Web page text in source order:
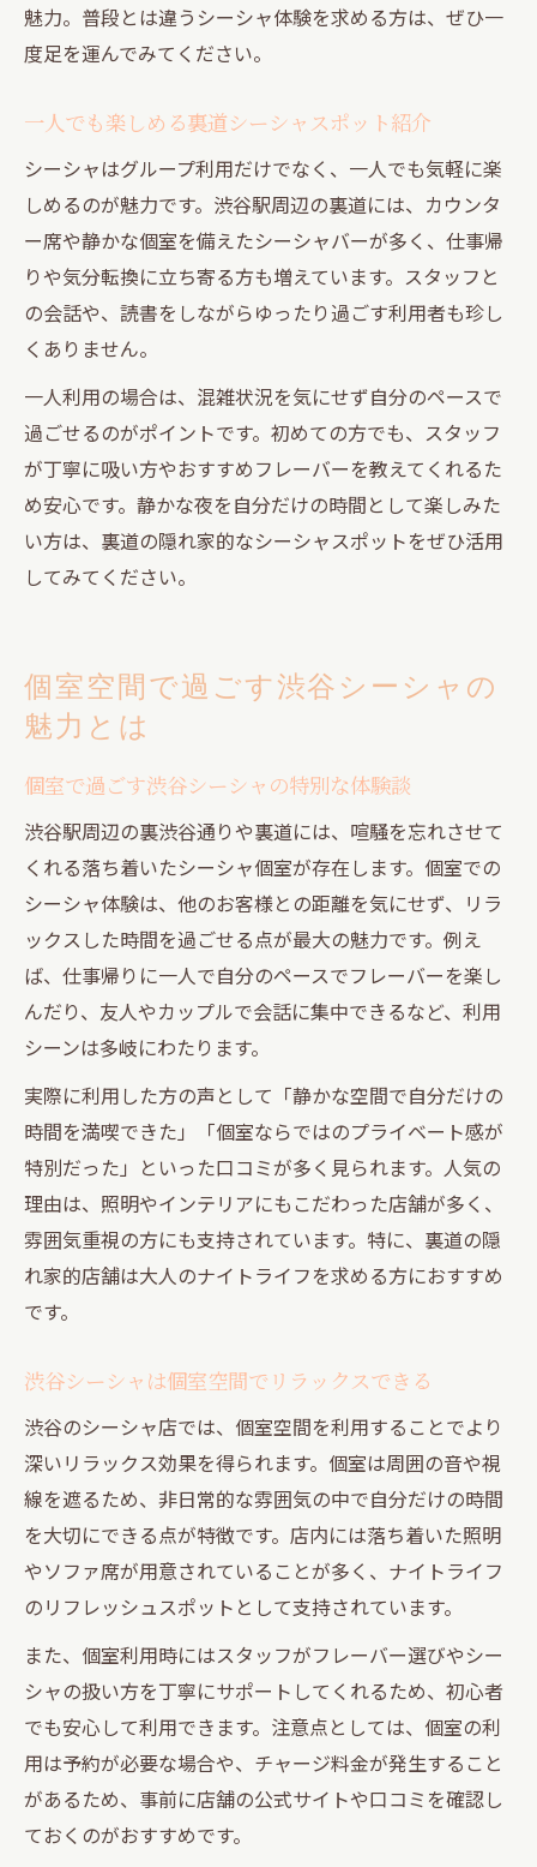
魅力。普段とは違うシーシャ体験を求める方は、ぜひ一
度足を運んでみてください。
一人でも楽しめる裏道シーシャスポット紹介
シーシャはグループ利用だけでなく、一人でも気軽に楽
しめるのが魅力です。渋谷駅周辺の裏道には、カウンタ
ー席や静かな個室を備えたシーシャバーが多く、仕事帰
りや気分転換に立ち寄る方も増えています。スタッフと
の会話や、読書をしながらゆったり過ごす利用者も珍し
くありません。
一人利用の場合は、混雑状況を気にせず自分のペースで
過ごせるのがポイントです。初めての方でも、スタッフ
が丁寧に吸い方やおすすめフレーバーを教えてくれるた
め安心です。静かな夜を自分だけの時間として楽しみた
い方は、裏道の隠れ家的なシーシャスポットをぜひ活用
してみてください。
個室空間で過ごす渋谷シーシャの
魅力とは
個室で過ごす渋谷シーシャの特別な体験談
渋谷駅周辺の裏渋谷通りや裏道には、喧騒を忘れさせて
くれる落ち着いたシーシャ個室が存在します。個室での
シーシャ体験は、他のお客様との距離を気にせず、リラ
ックスした時間を過ごせる点が最大の魅力です。例え
ば、仕事帰りに一人で自分のペースでフレーバーを楽し
んだり、友人やカップルで会話に集中できるなど、利用
シーンは多岐にわたります。
実際に利用した方の声として「静かな空間で自分だけの
時間を満喫できた」「個室ならではのプライベート感が
特別だった」といった口コミが多く見られます。人気の
理由は、照明やインテリアにもこだわった店舗が多く、
雰囲気重視の方にも支持されています。特に、裏道の隠
れ家的店舗は大人のナイトライフを求める方におすすめ
です。
渋谷シーシャは個室空間でリラックスできる
渋谷のシーシャ店では、個室空間を利用することでより
深いリラックス効果を得られます。個室は周囲の音や視
線を遮るため、非日常的な雰囲気の中で自分だけの時間
を大切にできる点が特徴です。店内には落ち着いた照明
やソファ席が用意されていることが多く、ナイトライフ
のリフレッシュスポットとして支持されています。
また、個室利用時にはスタッフがフレーバー選びやシー
シャの扱い方を丁寧にサポートしてくれるため、初心者
でも安心して利用できます。注意点としては、個室の利
用は予約が必要な場合や、チャージ料金が発生すること
があるため、事前に店舗の公式サイトや口コミを確認し
ておくのがおすすめです。